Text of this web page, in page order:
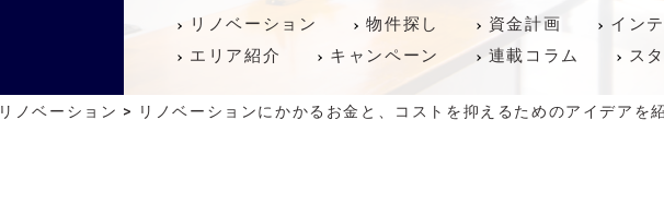
リノベーション 物件探し 資金計画 イン
エリア紹介
キャンペーン 連載コラム ス
リノベーション > リノベーションにかかるお金と、コストを抑えるためのアイデアを